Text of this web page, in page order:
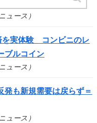
当導入見送る
ュース）
を実体験 コンビニのレ
ブルコイン
ュース）
発も新規需要は戻らず＝
ュース）